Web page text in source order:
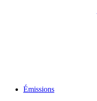
Émissions